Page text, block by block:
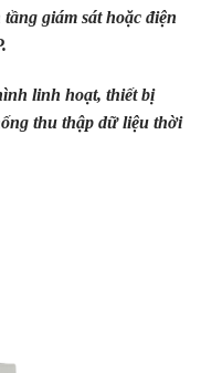
giám sát hoặc điện
linh hoạt, thiết bị
thu thập dữ liệu thời